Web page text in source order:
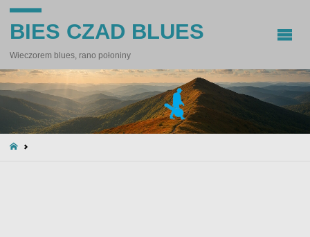
BIES CZAD BLUES
Wieczorem blues, rano połoniny
STRONA